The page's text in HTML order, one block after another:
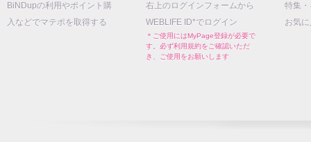
BiNDupの利用やポイント購
入などでマテポを取得する
右上のログインフォームから
WEBLIFE ID*でログイン
＊ご使用にはMyPage登録が必要で
す。必ず利用規約をご確認いただ
き、ご使用をお願いします
特集
お気